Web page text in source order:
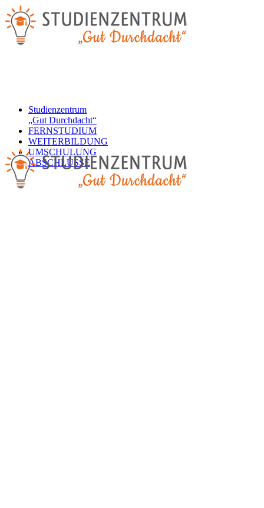
Studienzentrum
„Gut Durchdacht“
FERNSTUDIUM
WEITERBILDUNG
UMSCHULUNG
ABSCHLÜSSE